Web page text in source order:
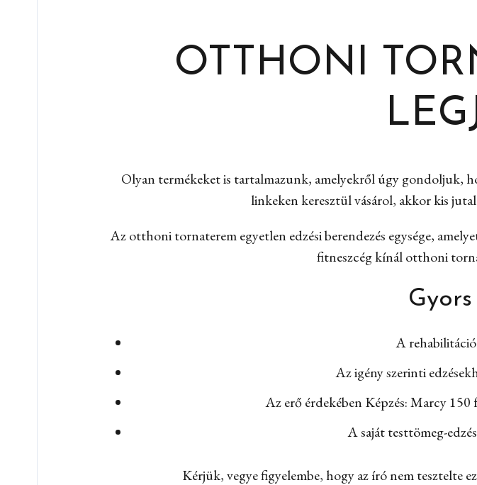
OTTHONI
Olyan termékeket is tartalmazunk, amelyekről úgy gondoljuk,
linkeken keresztül vásárol, akkor kis
Az otthoni tornaterem egyetlen edzési berendezés egysége,
fitneszcég kínál otthoni
A
Az igény szerinti
Az erő érdekében Képzés: Marcy
A saját testtömeg-
Kérjük, vegye figyelembe, hogy az író nem tesztelte